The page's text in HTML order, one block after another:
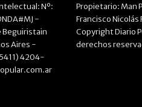
Nº:
-
Beguiristain
Aires -
4204-
Propietario: Man
Francisco
Copyright Diario
derechos